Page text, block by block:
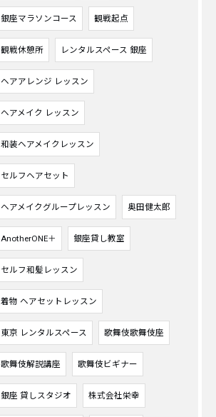
銀座マラソンコース 観戦起点
観戦休憩所 レンタルスペース 銀座
ヘアアレンジ レッスン
ヘアメイク レッスン
和装ヘアメイクレッスン
セルフヘアセット
ヘアメイクグループレッスン 奥田健太郎
AnotherONE＋ 銀座貸し教室
セルフ和髪レッスン
着物 ヘアセットレッスン
東京 レンタルスペース 歌舞伎歌舞伎座
歌舞伎解説講座 歌舞伎ビギナー
銀座 貸しスタジオ 株式会社栄幸